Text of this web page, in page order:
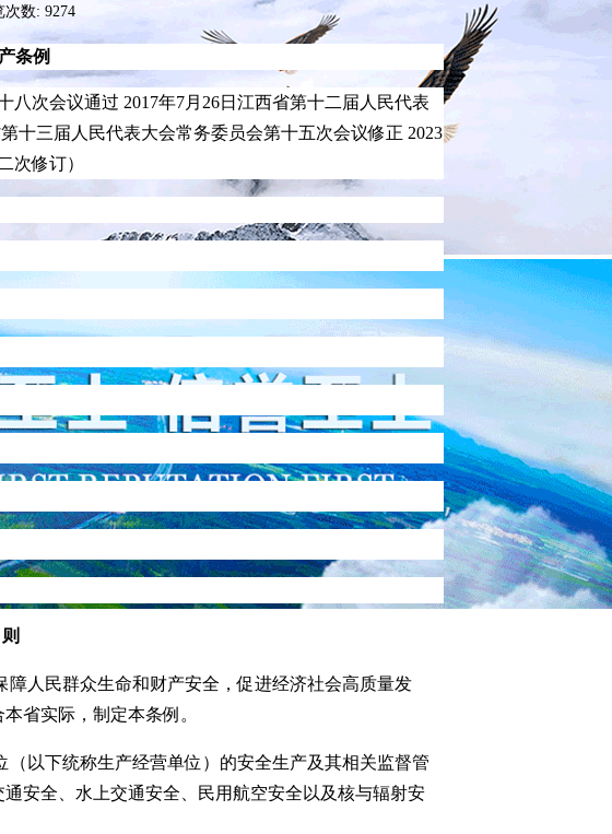
次数: 9274
条例
八次会议通过 2017年7月26日江西省第十二届人民代表
十三届人民代表大会常务委员会第十五次会议修正 2023
次修订）
人民群众生命和财产安全，促进经济社会高质量发
省实际，制定本条例。
以下统称生产经营单位）的安全生产及其相关监督管
安全、水上交通安全、民用航空安全以及核与辐射安